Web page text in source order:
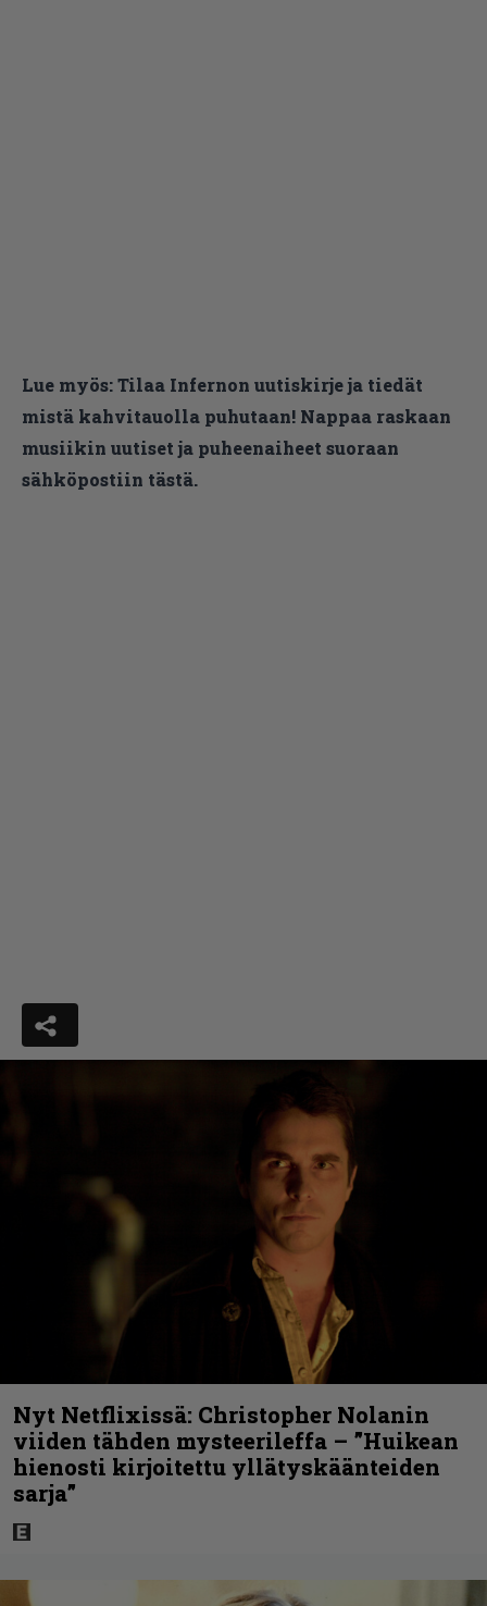
Lue myös:Tilaa Infernon uutiskirje ja tiedät
mistä kahvitauolla puhutaan! Nappaa raskaan
musiikin uutiset ja puheenaiheet suoraan
sähköpostiin tästä.
Nyt Netflixissä: Christopher Nolanin
viiden tähden mysteerileffa – ”Huikean
hienosti kirjoitettu yllätyskäänteiden
sarja”